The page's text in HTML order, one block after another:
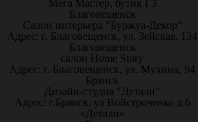
Мега Мастер, бутик Г3
Благовещенск
Салон интерьера "Буржуа-Декор"
Адрес: г. Благовещенск, ул. Зейская, 134
Благовещенск
салон Home Story
Адрес: г. Благовещенск, ул. Мухина, 94
Брянск
Дизайн-студия "Детали"
Адрес: г.Брянск, ул Войстроченко д.6
«Детали»